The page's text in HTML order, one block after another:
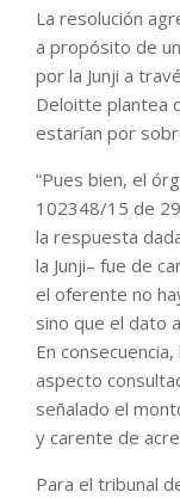
La resolución
a propósito de
por la Junji a
Deloitte plantea
estarían por
“Pues bien, el
102348/15 de
la respuesta
la Junji– fue de
el oferente no
sino que el dato
En
aspecto
señalado el
y carente de
Para el tribunal